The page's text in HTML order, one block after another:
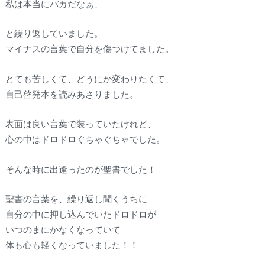
私は本当にバカだなぁ、
と繰り返していました。
マイナスの言葉で自分を傷つけてました。
とても苦しくて、どうにか変わりたくて、
自己啓発本を読みあさりました。
表面は良い言葉で装っていたけれど、
心の中はドロドロぐちゃぐちゃでした。
そんな時に出逢ったのが聖書でした！
聖書の言葉を、繰り返し聞くうちに
自分の中に押し込んでいたドロドロが
いつのまにかなくなっていて
体も心も軽くなっていました！！